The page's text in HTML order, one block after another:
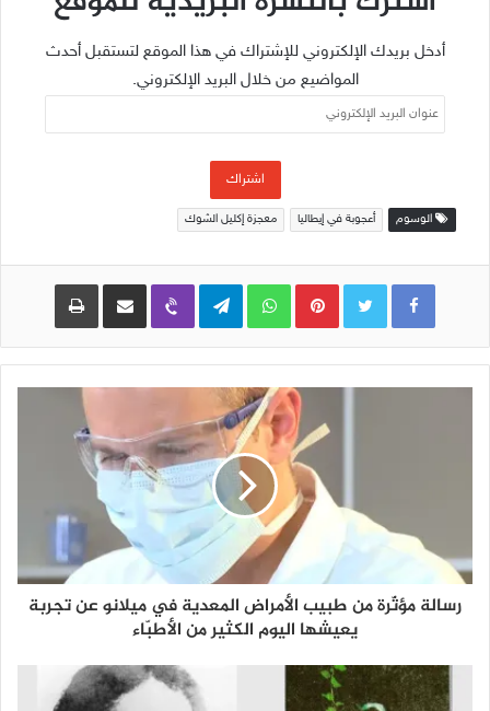
أدخل بريدك الإلكتروني للإشتراك في هذا الموقع لتستقبل أحدث
المواضيع من خلال البريد الإلكتروني.
عنوان
البريد
اشتراك
الوسوم أعجوبة في إيطاليا معجزة إكليل الشوك
Pinterest
WhatsApp
Telegram
Viber مشاركة عبر البريد طباعة
رسالة مؤثّرة من طبيب الأمراض المعدية في ميلانو عن تجربة
يعيشها اليوم الكثير من الأطبّاء